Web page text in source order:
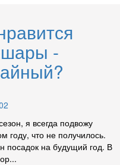
-
я всегда подвожу
году, что не получилось.
посадок на будущий год. В